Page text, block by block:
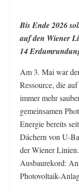
Bis Ende 2026
auf den Wiener
14
Am 3. Mai war
Ressource, die
immer mehr
gemeinsamen
Energie bereits
Dächern von U-
der Wiener
Ausbaurekord:
Photovoltaik-